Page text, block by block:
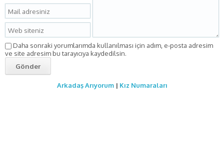
Daha sonraki yorumlarımda kullanılması için adım, e-posta adresim
ve site adresim bu tarayıcıya kaydedilsin.
Arkadaş Arıyorum| Kız Numaraları